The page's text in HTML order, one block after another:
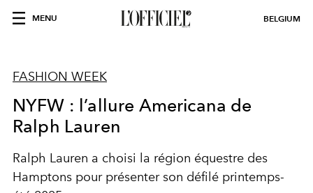
MENU BELGIUM
FASHION WEEK
NYFW : l’allure Americana de
Ralph Lauren
Ralph Lauren a choisi la région équestre des
Hamptons pour présenter son défilé printemps-